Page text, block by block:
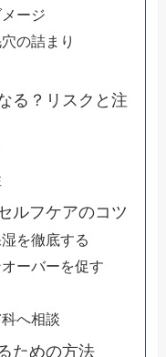
ージ
の詰まり
る？リスクと注
ルフケアのコツ
を徹底する
ーバーを促す
へ相談
ための方法